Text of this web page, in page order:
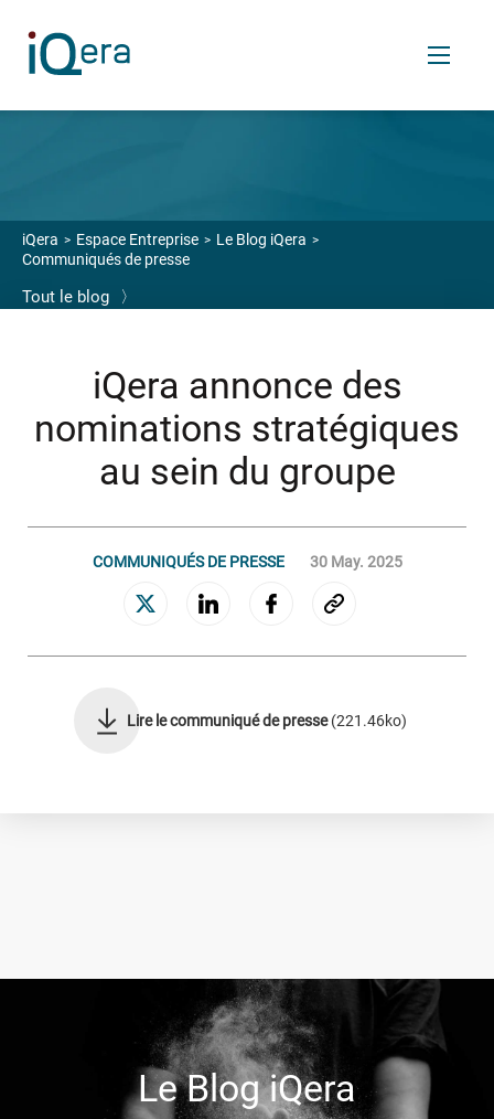
Services
VOS ENJEUX
Transférer votre back et middle-office finance
OUTILS SAAS
Logiciels de relance et recouvrement
Gestion des encours sains
Valorisation des portefeuilles
Le Groupe
NOS LABELS ET INDEX
iQera Espace Entreprise
Le Blog iQera
Communiqués de presse
Tout le blog 〉
iQera annonce des
nominations stratégiques
au sein du groupe
COMMUNIQUÉS DE PRESSE 30 May. 2025
Lire le communiqué de presse(221.46ko)
Le Blog iQera